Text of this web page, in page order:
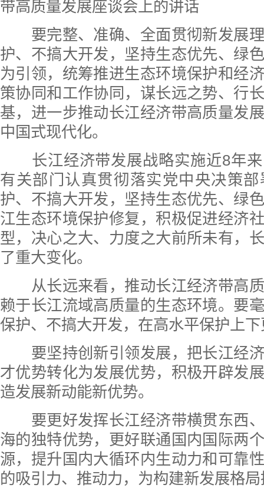
带高质量发展座谈会上的讲话
要完整、准确、全面贯彻新发展理
护、不搞大开发，坚持生态优先、绿
为引领，统筹推进生态环境保护和经
策协同和工作协同，谋长远之势、行
基，进一步推动长江经济带高质量发
中国式现代化。
长江经济带发展战略实施近8年来
有关部门认真贯彻落实党中央决策
护、不搞大开发，坚持生态优先、绿
江生态环境保护修复，积极促进经济
型，决心之大、力度之大前所未有，
了重大变化。
从长远来看，推动长江经济带高质
赖于长江流域高质量的生态环境。要
保护、不搞大开发，在高水平保护上
要坚持创新引领发展，把长江经济
才优势转化为发展优势，积极开辟发
造发展新动能新优势。
要更好发挥长江经济带横贯东西、
海的独特优势，更好联通国内国际两
源，提升国内大循环内生动力和可靠
的吸引力、推动力，为构建新发展格